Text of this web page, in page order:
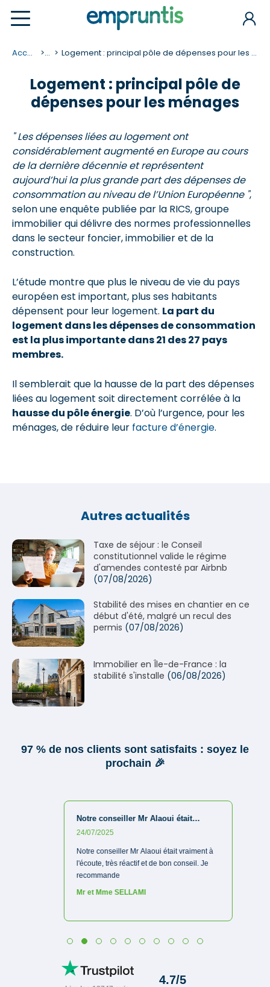
Accueil ... Logement : principal pôle de dépenses pour les ménages
Logement : principal pôle de
dépenses pour les ménages
" Les dépenses liées au logement ont
considérablement augmenté en Europe au cours
de la dernière décennie et représentent
aujourd’hui la plus grande part des dépenses de
consommation au niveau de l’Union Européenne ",
selon une enquête publiée par la RICS, groupe
immobilier qui délivre des normes professionnelles
dans le secteur foncier, immobilier et de la
construction.
L’étude montre que plus le niveau de vie du pays
européen est important, plus ses habitants
dépensent pour leur logement. La part du
logement dans les dépenses de consommation
est la plus importante dans 21 des 27 pays
membres.
Il semblerait que la hausse de la part des dépenses
liées au logement soit directement corrélée à la
hausse du pôle énergie. D’où l’urgence, pour les
ménages, de réduire leur facture d’énergie.
Autres actualités
Taxe de séjour : le Conseil
constitutionnel valide le régime
d'amendes contesté par Airbnb
(07/08/2026)
Stabilité des mises en chantier en ce
début d'été, malgré un recul des
permis (07/08/2026)
Immobilier en Île-de-France : la
stabilité s'installe (06/08/2026)